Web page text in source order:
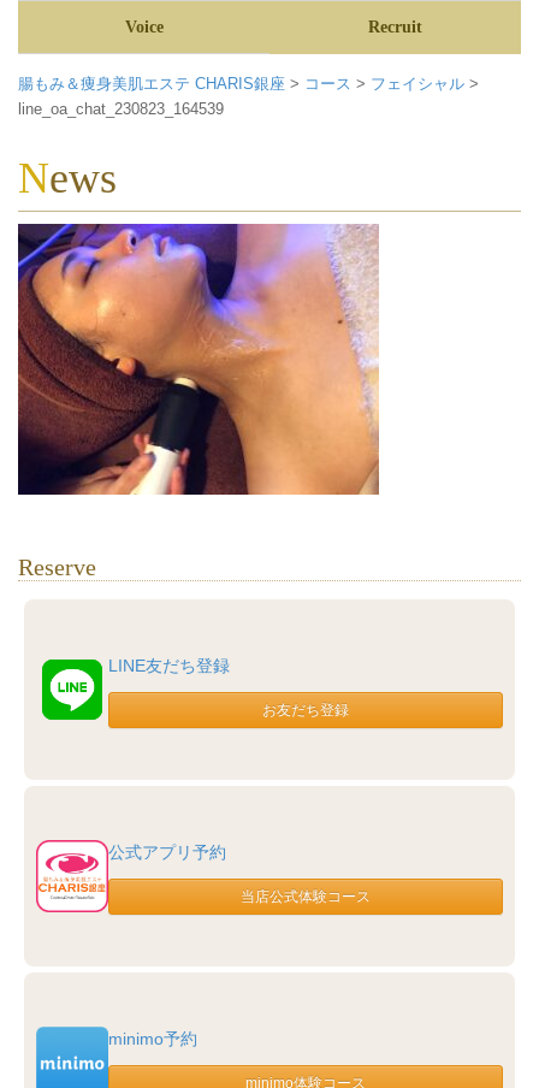
Voice Recruit
腸もみ＆痩身美肌エステ CHARIS銀座 > コース > フェイシャル >
line_oa_chat_230823_164539
News
Reserve
LINE友だち登録
公式アプリ予約
minimo予約